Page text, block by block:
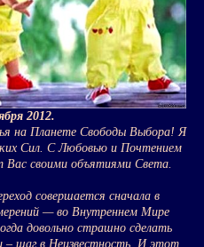
2012.
на Планете Свободы Выбора! Я
Сил. С Любовью и Почтением
Вас своими объятиями Света.
совершается сначала в
— во Внутреннем Мире
довольно страшно сделать
– шаг в Неизвестность. И этот